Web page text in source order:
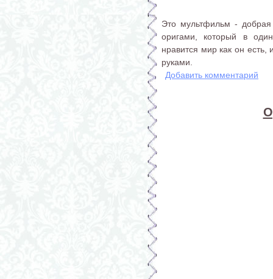
Это мультфильм -
оригами, который в
нравится мир как он
руками.
Добавить комментарий